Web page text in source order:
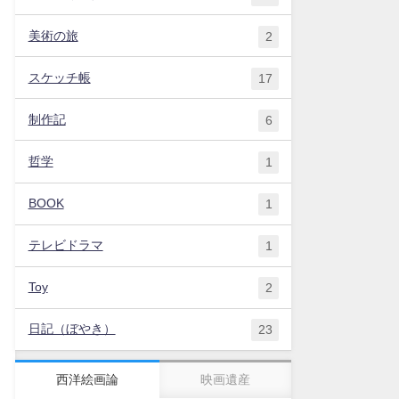
美術の旅 2
スケッチ帳 17
制作記 6
哲学 1
BOOK 1
テレビドラマ 1
Toy 2
日記（ぼやき） 23
西洋絵画論 映画遺産